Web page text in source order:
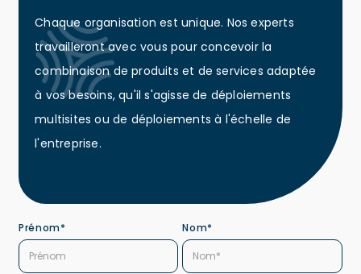
Chaque organisation est unique. Nos experts
travailleront avec vous pour concevoir la
combinaison de produits et de services adaptée
à vos besoins, qu'il s'agisse de déploiements
multisites ou de déploiements à l'échelle de
l'entreprise.
Prénom* Nom*